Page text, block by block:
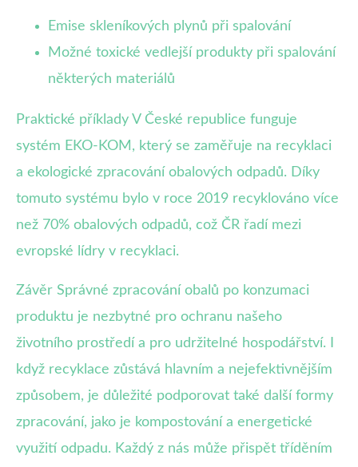
Emise skleníkových plynů při spalování
Možné toxické vedlejší produkty při spalování
některých materiálů
Praktické příklady V České republice funguje
systém EKO-KOM, který se zaměřuje na recyklaci
a ekologické zpracování obalových odpadů. Díky
tomuto systému bylo v roce 2019 recyklováno více
než 70% obalových odpadů, což ČR řadí mezi
evropské lídry v recyklaci.
Závěr Správné zpracování obalů po konzumaci
produktu je nezbytné pro ochranu našeho
životního prostředí a pro udržitelné hospodářství. I
když recyklace zůstává hlavním a nejefektivnějším
způsobem, je důležité podporovat také další formy
zpracování, jako je kompostování a energetické
využití odpadu. Každý z nás může přispět tříděním